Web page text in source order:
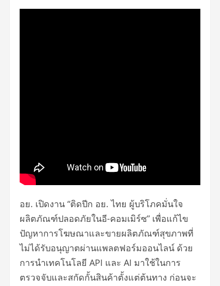
อย. เปิดงาน “ติดปีก อย. ไทย ผู้บริโภคมั่นใจ
ผลิตภัณฑ์ปลอดภัยในอี-คอมเมิร์ซ” เพื่อแก้ไข
ปัญหาการโฆษณาและขายผลิตภัณฑ์สุขภาพที่
ไม่ได้รับอนุญาตผ่านแพลตฟอร์มออนไลน์ ด้วย
การนำเทคโนโลยี API และ AI มาใช้ในการ
ตรวจจับและสกัดกั้นสินค้าตั้งแต่ต้นทาง ก่อนจะ